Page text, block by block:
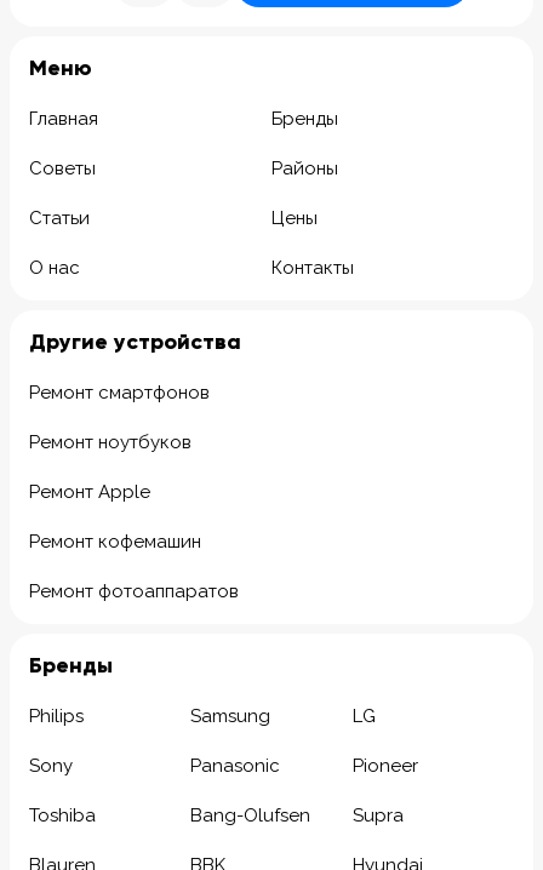
Meню
Главная Бренды
Советы Районы
Статьи Цены
О нас Контакты
Другие устройства
Ремонт смартфонов
Ремонт ноутбуков
Ремонт Apple
Ремонт кофемашин
Ремонт фотоаппаратов
Бренды
Philips Samsung LG
Sony Panasonic Pioneer
Toshiba Bang-Olufsen Supra
Blauren BBK Hyundai